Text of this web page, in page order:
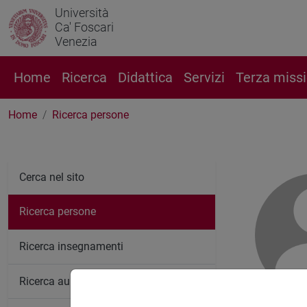
Università
Ca' Foscari
Venezia
Home Ricerca Didattica Servizi Terza
Home Ricerca persone
Cerca nel sito
Ricerca persone
Ricerca insegnamenti
Ricerca aule